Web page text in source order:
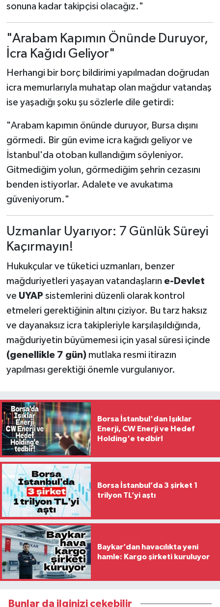
sonuna kadar takipçisi olacağız."
"Arabam Kapımın Önünde Duruyor,
İcra Kağıdı Geliyor"
Herhangi bir borç bildirimi yapılmadan doğrudan
icra memurlarıyla muhatap olan mağdur vatandaş
ise yaşadığı şoku şu sözlerle dile getirdi:
"Arabam kapımın önünde duruyor, Bursa dışını
görmedi. Bir gün evime icra kağıdı geliyor ve
İstanbul'da otoban kullandığım söyleniyor.
Gitmediğim yolun, görmediğim şehrin cezasını
benden istiyorlar. Adalete ve avukatıma
güveniyorum."
Uzmanlar Uyarıyor: 7 Günlük Süreyi
Kaçırmayın!
Hukukçular ve tüketici uzmanları, benzer
mağduriyetleri yaşayan vatandaşların e-Devlet
ve UYAP sistemlerini düzenli olarak kontrol
etmeleri gerektiğinin altını çiziyor. Bu tarz haksız
ve dayanaksız icra takipleriyle karşılaşıldığında,
mağduriyetin büyümemesi için yasal süresi içinde
(genellikle 7 gün)mutlaka resmi itirazın
yapılması gerektiği önemle vurgulanıyor.
Borsa İstanbul'dan Işıklar
Enerji, CW Enerji ve Hedef
Holding'e tedbir!
Borsa İstanbul’da 3 şirket 1
trilyon TL’yi aştı
Baykar’dan havacılıkta yeni
hamle: Kargo şirketi kuruluyor
Bunlar da ilginizi çekebilir